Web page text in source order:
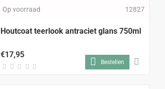
Op voorraad 12827
Houtcoat teerlook antraciet glans 750ml
€17,95
Bestellen